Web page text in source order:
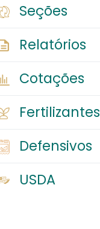
Seções
Relatórios
Cotações
Fertilizantes
Defensivos
USDA